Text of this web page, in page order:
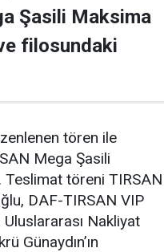
Şasili Maksima
filosundaki
tören ile
Mega Şasili
Teslimat töreni TIRSAN
DAF-TIRSAN VIP
Nakliyat
Günaydın’ın